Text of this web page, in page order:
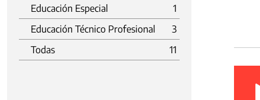
Educación Especial
1
Educación Técnico Profesional
3
Todas
11